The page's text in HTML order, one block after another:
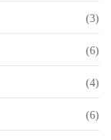
(3)
(6)
(4)
(6)